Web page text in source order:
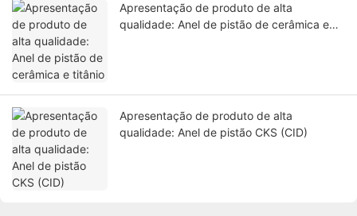
Apresentação de produto de alta
qualidade: Anel de pistão de cerâmica e
Apresentação de produto de alta
qualidade: Anel de pistão CKS (CID)